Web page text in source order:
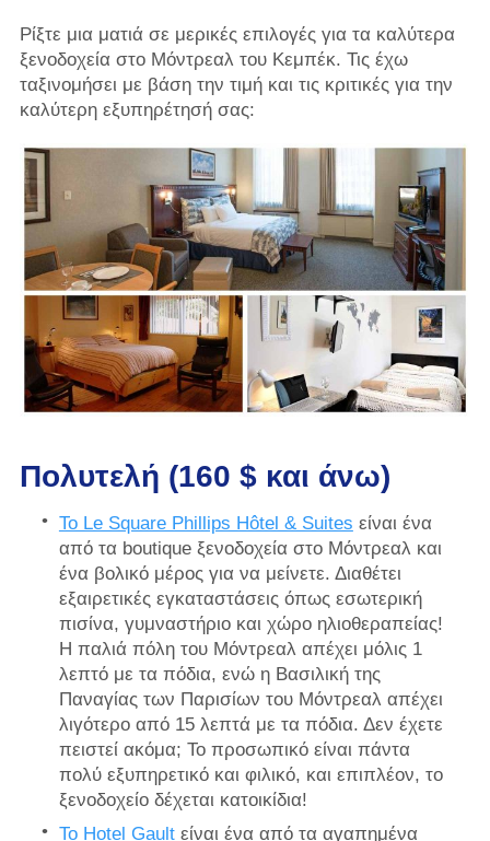
Ρίξτε μια ματιά σε μερικές επιλογές για τα καλύτερα
ξενοδοχεία στο Μόντρεαλ του Κεμπέκ. Τις έχω
ταξινομήσει με βάση την τιμή και τις κριτικές για την
καλύτερη εξυπηρέτησή σας:
Πολυτελή (160 $ και άνω)
Το Le Square Phillips Hôtel & Suites είναι ένα
από τα boutique ξενοδοχεία στο Μόντρεαλ και
ένα βολικό μέρος για να μείνετε. Διαθέτει
εξαιρετικές εγκαταστάσεις όπως εσωτερική
πισίνα, γυμναστήριο και χώρο ηλιοθεραπείας!
Η παλιά πόλη του Μόντρεαλ απέχει μόλις 1
λεπτό με τα πόδια, ενώ η Βασιλική της
Παναγίας των Παρισίων του Μόντρεαλ απέχει
λιγότερο από 15 λεπτά με τα πόδια. Δεν έχετε
πειστεί ακόμα; Το προσωπικό είναι πάντα
πολύ εξυπηρετικό και φιλικό, και επιπλέον, το
ξενοδοχείο δέχεται κατοικίδια!
Το Hotel Gaultείναι ένα από τα αγαπημένα